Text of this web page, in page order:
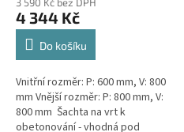
4 344 Kč
Do košíku
Vnitřní rozměr: P: 600 mm, V: 800
mm Vnější rozměr: P: 800 mm, V:
800 mm Šachta na vrt k
obetonování - vhodná pod